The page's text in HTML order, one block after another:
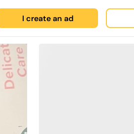
I create an ad